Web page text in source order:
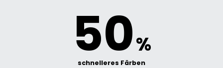
50%
schnelleres Färben